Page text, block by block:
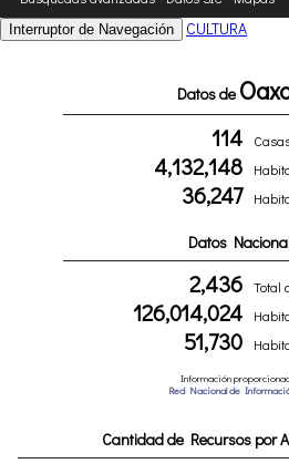
Interruptor de Navegación CULTURA
Datos de
114
4,132,148
36,247
Datos
2,436 Total
126,014,024
51,730
Información
Red Nacional de
Cantidad de Recursos por